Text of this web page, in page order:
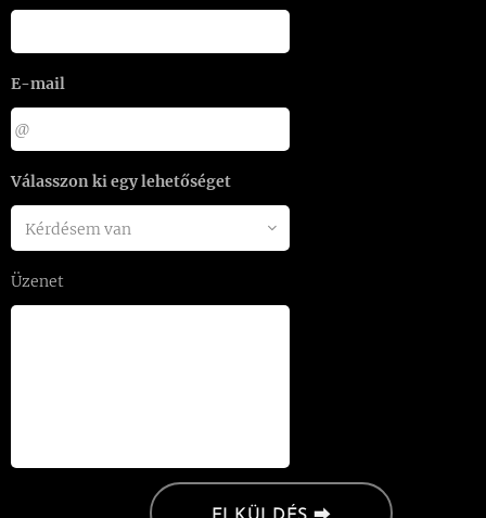
E-mail
Válasszon ki egy lehetőséget
Üzenet